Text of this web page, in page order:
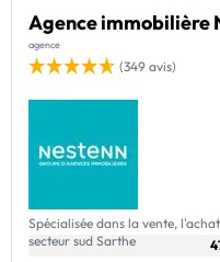
Agence immobilière
agence
(349 avis)
Spécialisée dans la vente,
secteur sud Sarthe